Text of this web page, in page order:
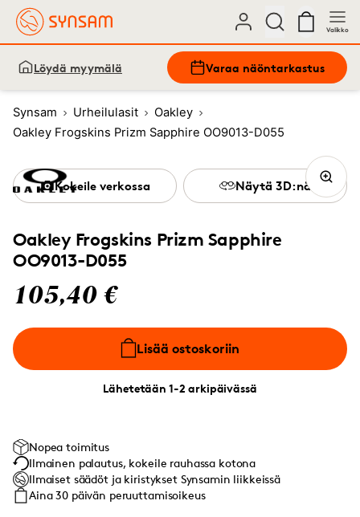
Valikko
Löydä myymälä Varaa näöntarkastus
Synsam Urheilulasit
Oakley
Oakley Frogskins Prizm Sapphire OO9013-D055
Oakley Frogskins Prizm Sapphire
OO9013-D055
105,40 €
Lisää ostoskoriin
Lähetetään 1-2 arkipäivässä
Kokeile verkossa Näytä 3D:nä
Nopea toimitus
Ilmainen palautus, kokeile rauhassa kotona
Ilmaiset säädöt ja kiristykset Synsamin liikkeissä
Aina 30 päivän peruuttamisoikeus